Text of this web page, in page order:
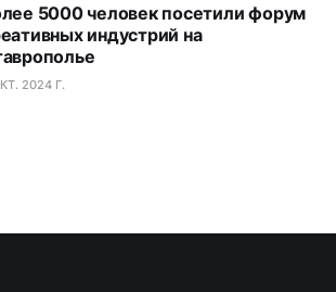
5000 человек посетили форум
индустрий на
2024 Г.